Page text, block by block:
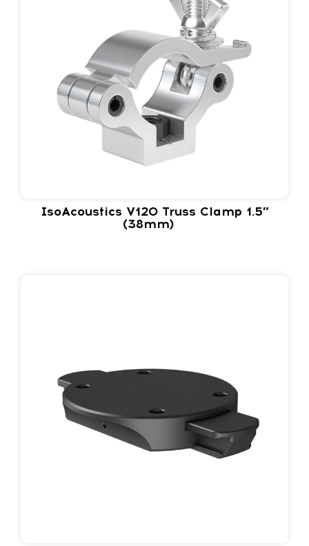
IsoAcoustics V120 Truss Clamp 1.5″
(38mm)